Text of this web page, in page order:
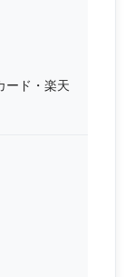
ード・楽天